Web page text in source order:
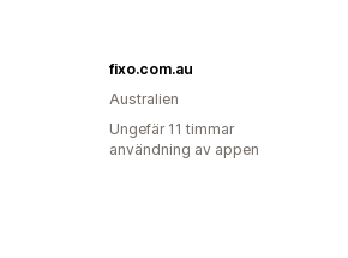
fixo.com.au
Australien
Ungefär 11 timmar
användning av appen